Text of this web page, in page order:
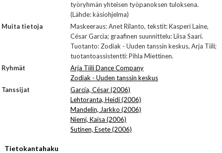
työryhmän yhteisen työpanoksen tuloksena.
(Lähde: käsiohjelma)
Muita tietoja
Maskeeraus: Anet Rilanto, tekstit: Kasperi Laine,
César Garcia; graafinen suunnittelu: Liisa Saari.
Tuotanto: Zodiak - Uuden tanssin keskus, Arja Tiili;
tuotantoassistentti: Pihla Miettinen.
Ryhmät
Arja Tiili Dance Company
Zodiak - Uuden tanssin keskus
Tanssijat
García, César (2006)
Lehtoranta, Heidi (2006)
Mandelin, Jarkko (2006)
Niemi, Kaisa (2006)
Sutinen, Esete (2006)
Tietokantahaku